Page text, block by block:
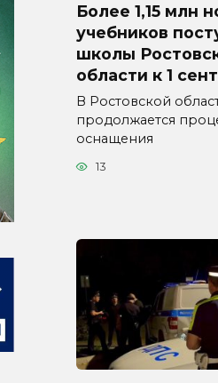
Более 1,15 млн
учебников
школы
области к 1
В Ростовской
продолжается
оснащения
13